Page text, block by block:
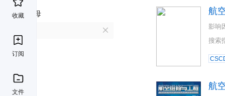
收藏
订阅
文件
首字母 航
影响
搜索
航